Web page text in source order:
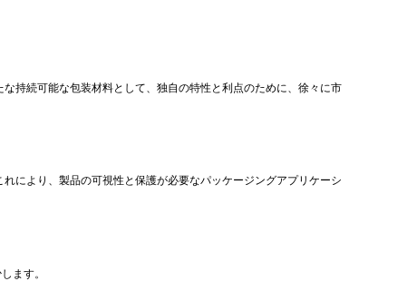
な持続可能な包装材料として、独自の特性と利点のために、徐々に市
により、製品の可視性と保護が必要なパッケージングアプリケーシ
ます。